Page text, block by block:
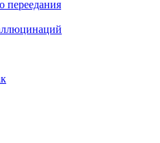
переедания